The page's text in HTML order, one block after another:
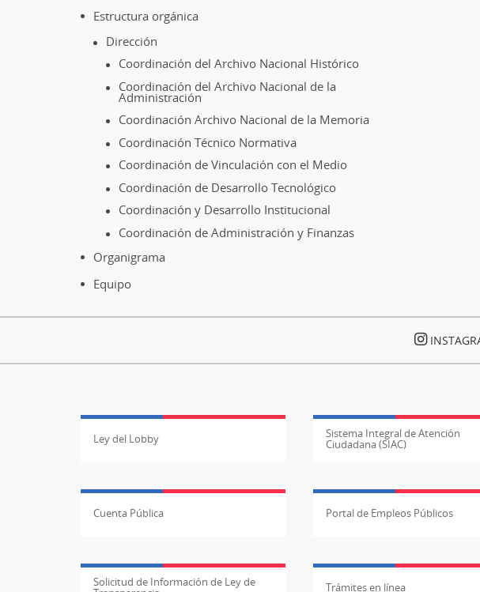
Estructura orgánica
Dirección
Coordinación del Archivo Nacional Histórico
Coordinación del Archivo Nacional de la
Administración
Coordinación Archivo Nacional de la Memoria
Coordinación Técnico Normativa
Coordinación de Vinculación con el Medio
Coordinación de Desarrollo Tecnológico
Coordinación y Desarrollo Institucional
Coordinación de Administración y Finanzas
Organigrama
Equipo
Ley del Lobby Sistema Integral de Atención
Ciudadana (SIAC)
Cuenta Pública Portal de Empleos Públicos
Solicitud de Información de Ley de Trámites en línea